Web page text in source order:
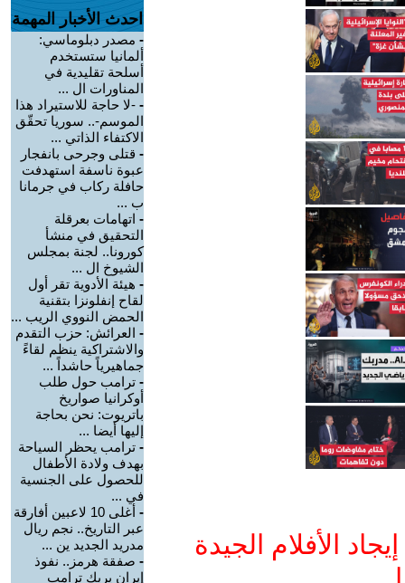
الأفلام الجيدة
احدث الأخبار المهمة
- مصدر دبلوماسي:
ألمانيا ستستخدم
أسلحة تقليدية في
المناورات ال ...
- -لا حاجة للاستيراد هذا
الموسم-.. سوريا تحقّق
الاكتفاء الذاتي ...
- قتلى وجرحى بانفجار
عبوة ناسفة استهدفت
حافلة ركاب في جرمانا
ب ...
- اتهامات بعرقلة
التحقيق في منشأ
كورونا.. لجنة بمجلس
الشيوخ ال ...
- هيئة الأدوية تقر أول
لقاح إنفلونزا بتقنية
الحمض النووي الريب ...
- العرائش: حزب التقدم
والاشتراكية ينظم لقاءً
جماهيرياً حاشداً ...
- ترامب حول طلب
أوكرانيا صواريخ
باتريوت: نحن بحاجة
إليها أيضا ...
- ترامب يحظر السياحة
بهدف ولادة الأطفال
للحصول على الجنسية
في ...
-
أغلى 10 لاعبين أفارقة
عبر التاريخ.. نجم ريال
مدريد الجديد ين ...
- صفقة هرمز.. نفوذ
إيران يربك ترامب